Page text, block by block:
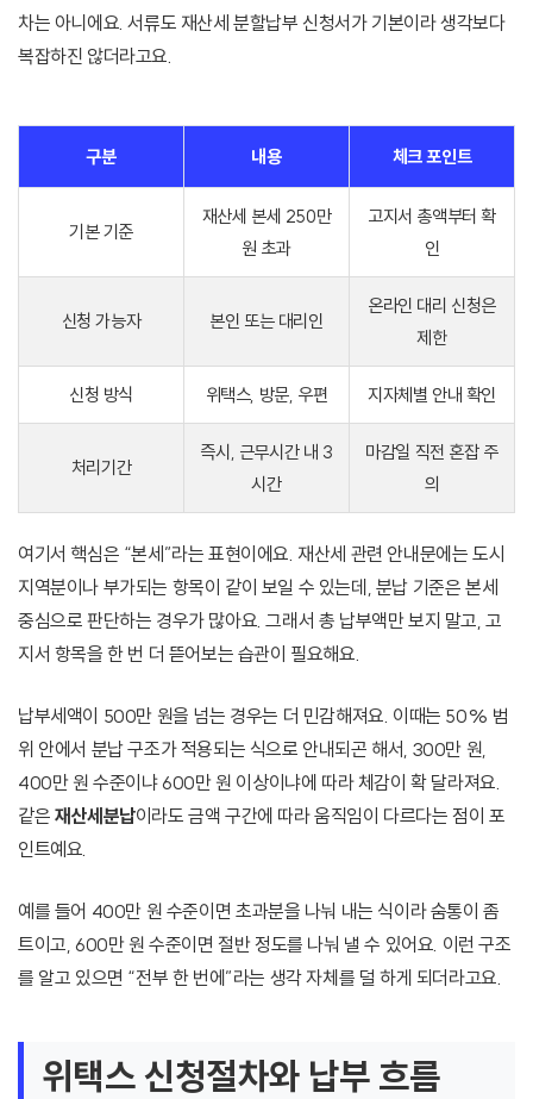
차는 아니에요. 서류도 재산세 분할납부 신청서가 기본이라 생각보다
복잡하진 않더라고요.
구분 내용 체크 포인트
기본 기준
재산세 본세 250만
원 초과
고지서 총액부터 확
인
신청 가능자 본인 또는 대리인
온라인 대리 신청은
제한
신청 방식 위택스, 방문, 우편 지자체별 안내 확인
처리기간
즉시, 근무시간 내 3
시간
마감일 직전 혼잡 주
의
여기서 핵심은 “본세”라는 표현이에요. 재산세 관련 안내문에는 도시
지역분이나 부가되는 항목이 같이 보일 수 있는데, 분납 기준은 본세
중심으로 판단하는 경우가 많아요. 그래서 총 납부액만 보지 말고, 고
지서 항목을 한 번 더 뜯어보는 습관이 필요해요.
납부세액이 500만 원을 넘는 경우는 더 민감해져요. 이때는 50% 범
위 안에서 분납 구조가 적용되는 식으로 안내되곤 해서, 300만 원,
400만 원 수준이냐 600만 원 이상이냐에 따라 체감이 확 달라져요.
같은 재산세분납이라도 금액 구간에 따라 움직임이 다르다는 점이 포
인트예요.
예를 들어 400만 원 수준이면 초과분을 나눠 내는 식이라 숨통이 좀
트이고, 600만 원 수준이면 절반 정도를 나눠 낼 수 있어요. 이런 구조
를 알고 있으면 “전부 한 번에”라는 생각 자체를 덜 하게 되더라고요.
위택스 신청절차와 납부 흐름